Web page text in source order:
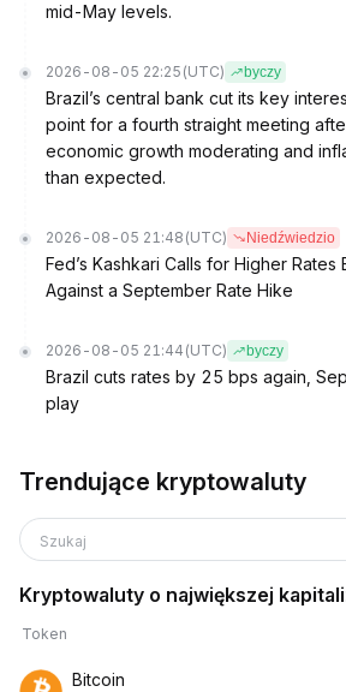
mid-May levels.
2026-08-05 22:25 (UTC) byczy
Brazil’s central bank cut its key
point for a fourth straight meeting
economic growth moderating and
than expected.
2026-08-05 21:48 (UTC) Niedźwiedzio
Fed’s Kashkari Calls for Higher
Against a September Rate Hike
2026-08-05 21:44 (UTC) byczy
Brazil cuts rates by 25 bps again,
play
Trendujące kryptowaluty
Szukaj
Kryptowaluty o największej
Token
Bitcoin